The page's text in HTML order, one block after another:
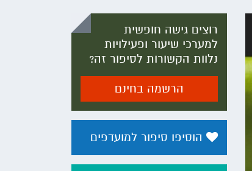
רוצים גישה חופשית
למערכי שיעור ופעילויות
נלוות הקשורות לסיפור זה?
הרשמה בחינם
הוסיפו סיפור למועדפים